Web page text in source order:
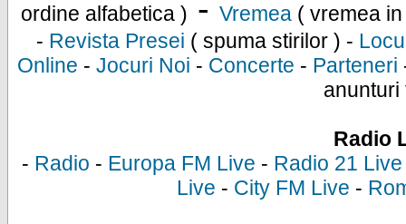
ordine alfabetica ) - Vremea ( vremea
- Revista Presei ( spuma stirilor ) -
Online - Jocuri Noi - Concerte - Parteneri
anunturi
Radio
- Radio - Europa FM Live - Radio 21 Live
Live - City FM Live -